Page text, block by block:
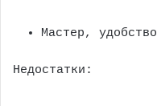
Мастер, удобство
Недостатки: